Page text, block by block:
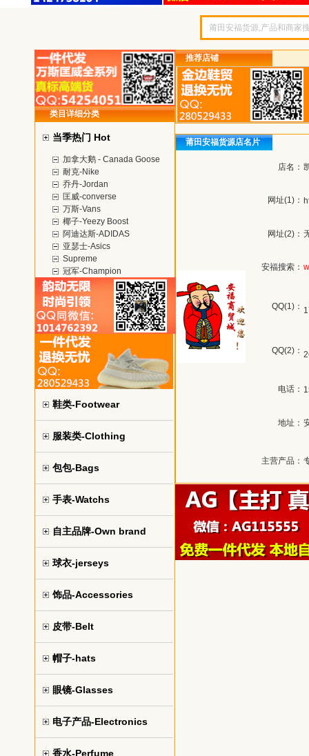
类目详细分类
当季热门 Hot
加拿大鹅 - Canada Goose
耐克-Nike
乔丹-Jordan
匡威-converse
万斯-Vans
椰子-Yeezy Boost
阿迪达斯-ADIDAS
亚瑟士-Asics
Supreme
冠军-Champion
鞋类-Footwear
服装类-Clothing
包包-Bags
手表-Watchs
自主品牌-Own brand
球衣-jerseys
饰品-Accessories
皮带-Belt
帽子-hats
眼镜-Glasses
电子产品-Electronics
香水-Perfume
推荐店铺
莆田安福货源店名片
店名：
网址(1)：
网址(2)：
安福搜索：
QQ(1)：
QQ(2)：
电话：
地址：
主营产品：